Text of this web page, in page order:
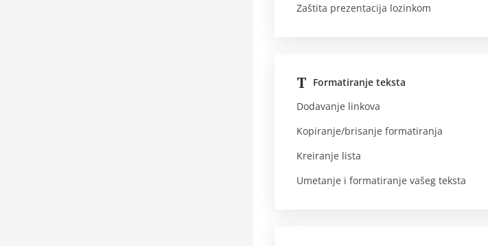
Zaštita prezentacija lozinkom
Formatiranje teksta
Dodavanje linkova
Kopiranje/brisanje formatiranja
Kreiranje lista
Umetanje i formatiranje vašeg teksta